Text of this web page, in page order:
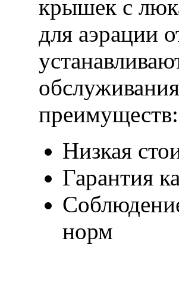
крышек с
для аэрации
преимуществ:
Низкая
Гарантия
норм